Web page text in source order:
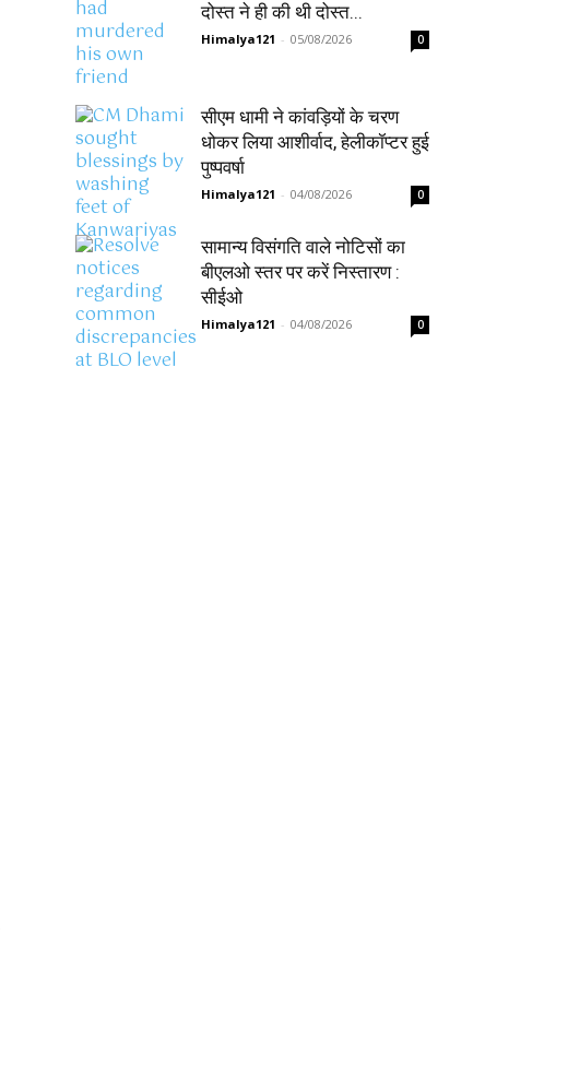
दोस्त ने ही की थी दोस्त...
Himalya121 - 05/08/2026 0
सीएम धामी ने कांवड़ियों के चरण
धोकर लिया आशीर्वाद, हेलीकॉप्टर हुई
पुष्पवर्षा
Himalya121 - 04/08/2026 0
सामान्य विसंगति वाले नोटिसों का
बीएलओ स्तर पर करें निस्तारण :
सीईओ
Himalya121 - 04/08/2026 0